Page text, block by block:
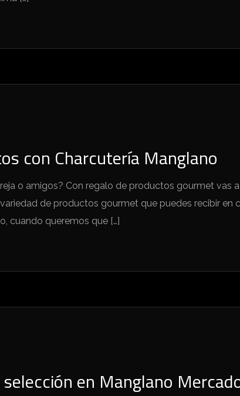
con Charcutería Manglano
o amigos? Con regalo de productos gourmet vas
de productos gourmet que puedes recibir en
cuando queremos que […]
en Manglano